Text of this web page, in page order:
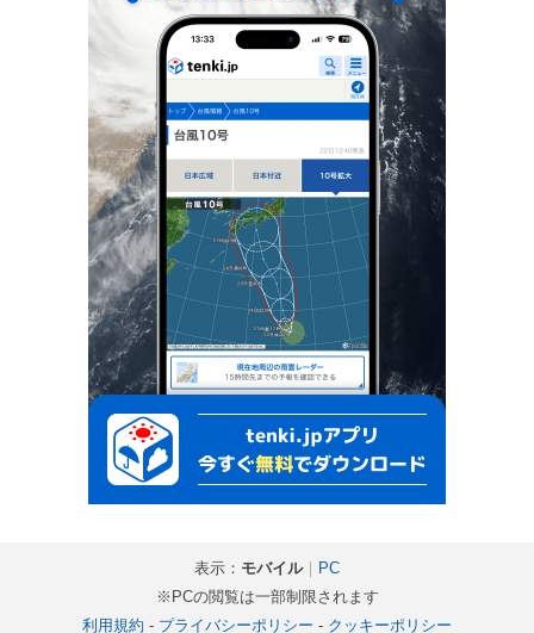
表示： モバイル｜ PC
※PCの閲覧は一部制限されます
利用規約 - プライバシーポリシー - クッキーポリシー